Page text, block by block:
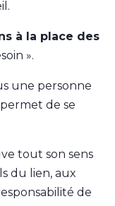
à la place des
».
une personne
de se
tout son sens
du lien, aux
de